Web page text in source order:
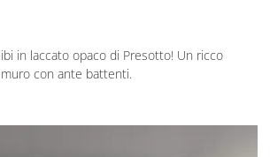
in laccato opaco di Presotto! Un ricco
con ante battenti.